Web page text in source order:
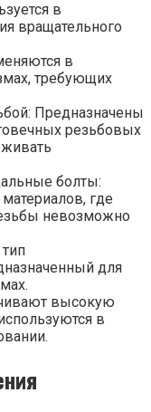
в
вращательного
в
требующих
Предназначены
резьбовых
болты:
где
невозможно
для
высокую
в